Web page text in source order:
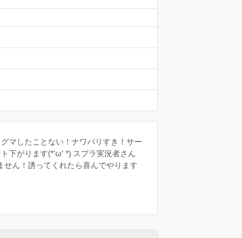
マしたことない！ナワバリすき！サー
下がります(*‘ω‘ *) スプラ実況者さん
ん！誘ってくれたら喜んでやります